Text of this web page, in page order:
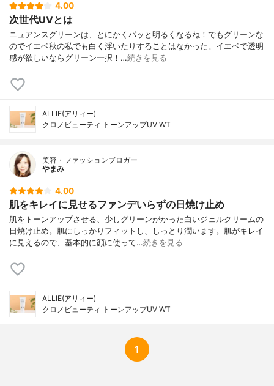
4.00
次世代UVとは
ニュアンスグリーンは、とにかくパッと明るくなるね！ でもグリーンな
のでイエベ秋の私でも白く浮いたりすることはなかった。 イエベで透明
感が欲しいならグリーン一択！…続きを見る
ALLIE(アリィー)
クロノビューティ トーンアップUV WT
美容・ファッションブロガー
やまみ
4.00
肌をキレイに見せるファンデいらずの日焼け止め
肌をトーンアップさせる、少しグリーンがかった白いジェルクリームの
日焼け止め。肌にしっかりフィットし、しっとり潤います。肌がキレイ
に見えるので、基本的に顔に使って…続きを見る
ALLIE(アリィー)
クロノビューティ トーンアップUV WT
1